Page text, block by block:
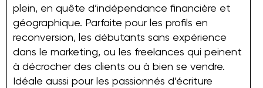
plein, en quête d’indépendance financière et
géographique. Parfaite pour les profils en
reconversion, les débutants sans expérience
dans le marketing, ou les freelances qui peinent
à décrocher des clients ou à bien se vendre.
Idéale aussi pour les passionnés d’écriture